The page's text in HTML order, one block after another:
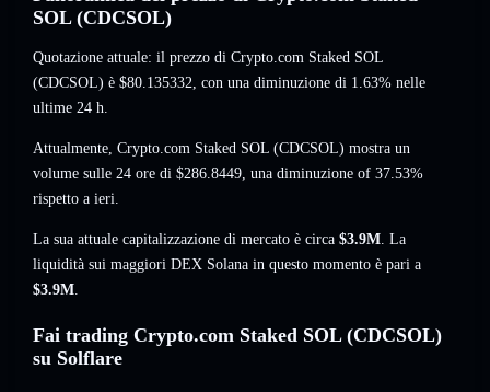
SOL (CDCSOL)
Quotazione attuale: il prezzo di Crypto.com Staked SOL
(CDCSOL) è $80.135332, con una diminuzione di 1.63% nelle
ultime 24 h.
Attualmente, Crypto.com Staked SOL (CDCSOL) mostra un
volume sulle 24 ore di $286.8449, una diminuzione of 37.53%
rispetto a ieri.
La sua attuale capitalizzazione di mercato è circa $3.9M. La
liquidità sui maggiori DEX Solana in questo momento è pari a
$3.9M.
Fai trading Crypto.com Staked SOL (CDCSOL)
su Solflare